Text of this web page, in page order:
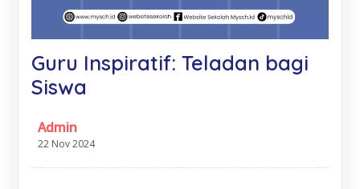
Guru Inspiratif: Teladan bagi
Siswa
Admin
22 Nov 2024